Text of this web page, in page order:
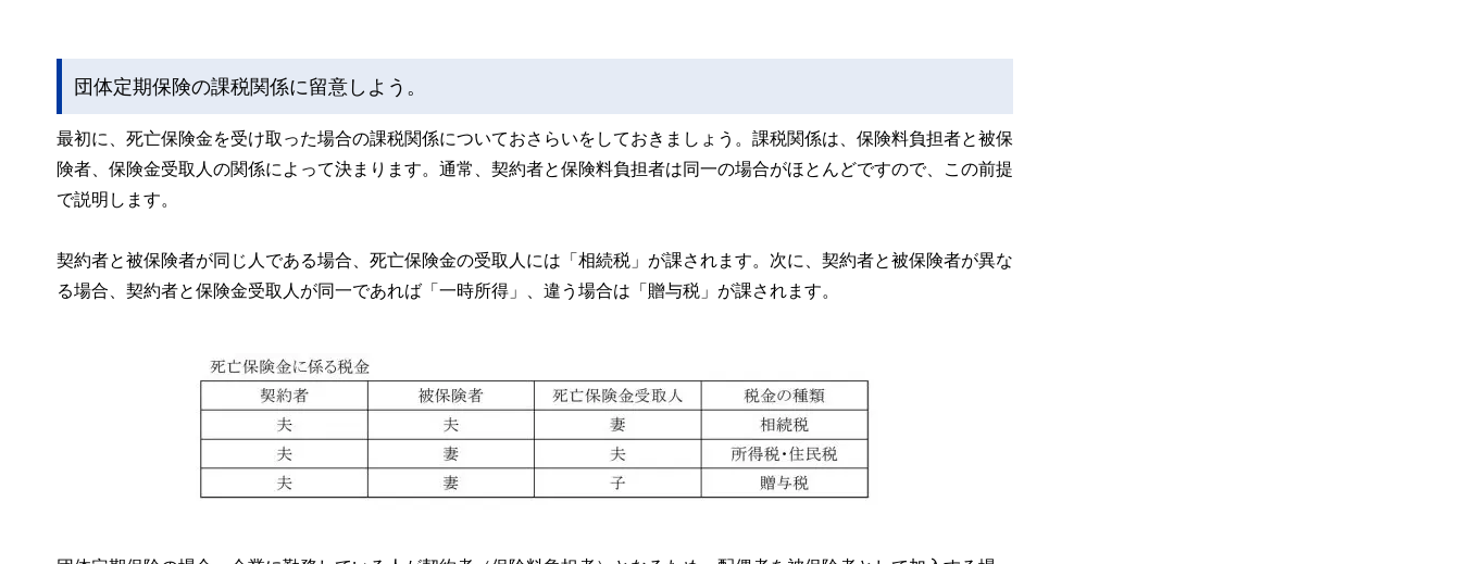
団体定期保険の課税関係に留意しよう。
最初に、死亡保険金を受け取った場合の課税関係についておさらいをしておきましょう。課税関係は、保険料負担者と被保
険者、保険金受取人の関係によって決まります。通常、契約者と保険料負担者は同一の場合がほとんどですので、この前提
で説明します。
契約者と被保険者が同じ人である場合、死亡保険金の受取人には「相続税」が課されます。次に、契約者と被保険者が異な
る場合、契約者と保険金受取人が同一であれば「一時所得」、違う場合は「贈与税」が課されます。